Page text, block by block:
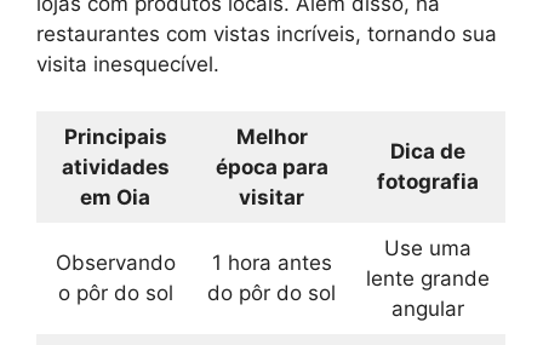
restaurantes com vistas incríveis, tornando sua
visita inesquecível.
Principais
atividades
em Oia
Melhor
época para
visitar
Dica de
fotografia
Observando
o pôr do sol
1 hora antes
do pôr do sol
Use uma
lente grande
angular